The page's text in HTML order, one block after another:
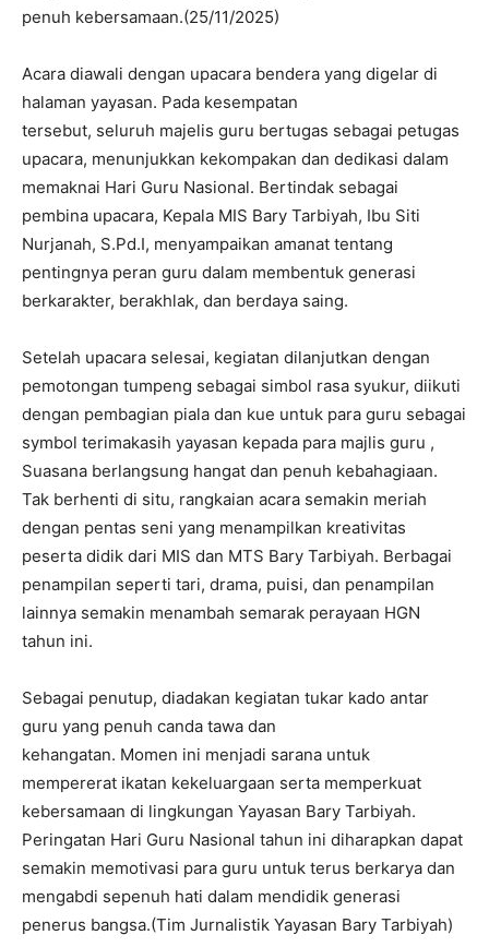
penuh kebersamaan.(25/11/2025)
Acara diawali dengan upacara bendera yang digelar di
halaman yayasan. Pada kesempatan
tersebut, seluruh majelis guru bertugas sebagai petugas
upacara, menunjukkan kekompakan dan dedikasi dalam
memaknai Hari Guru Nasional. Bertindak sebagai
pembina upacara, Kepala MIS Bary Tarbiyah, Ibu Siti
Nurjanah, S.Pd.I, menyampaikan amanat tentang
pentingnya peran guru dalam membentuk generasi
berkarakter, berakhlak, dan berdaya saing.
Setelah upacara selesai, kegiatan dilanjutkan dengan
pemotongan tumpeng sebagai simbol rasa syukur, diikuti
dengan pembagian piala dan kue untuk para guru sebagai
symbol terimakasih yayasan kepada para majlis guru ,
Suasana berlangsung hangat dan penuh kebahagiaan.
Tak berhenti di situ, rangkaian acara semakin meriah
dengan pentas seni yang menampilkan kreativitas
peserta didik dari MIS dan MTS Bary Tarbiyah. Berbagai
penampilan seperti tari, drama, puisi, dan penampilan
lainnya semakin menambah semarak perayaan HGN
tahun ini.
Sebagai penutup, diadakan kegiatan tukar kado antar
guru yang penuh canda tawa dan
kehangatan. Momen ini menjadi sarana untuk
mempererat ikatan kekeluargaan serta memperkuat
kebersamaan di lingkungan Yayasan Bary Tarbiyah.
Peringatan Hari Guru Nasional tahun ini diharapkan dapat
semakin memotivasi para guru untuk terus berkarya dan
mengabdi sepenuh hati dalam mendidik generasi
penerus bangsa.(Tim Jurnalistik Yayasan Bary Tarbiyah)